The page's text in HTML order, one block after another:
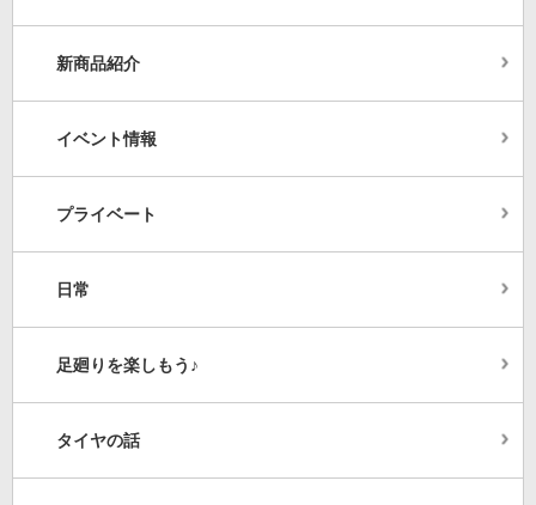
新商品紹介
イベント情報
プライベート
日常
足廻りを楽しもう♪
タイヤの話